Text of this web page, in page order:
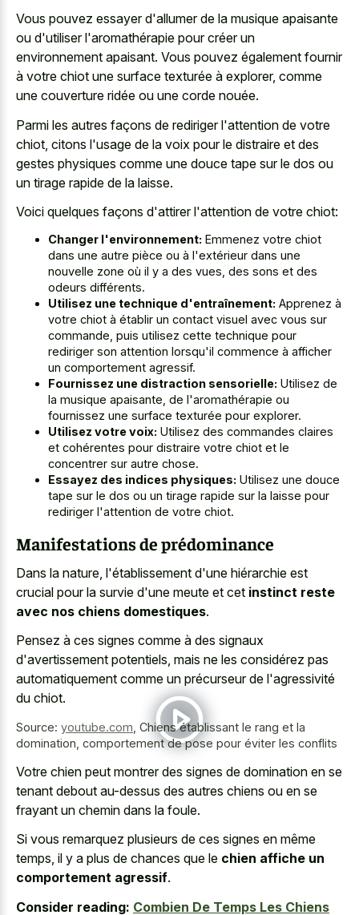
Vous pouvez essayer d'allumer de la musique apaisante
ou d'utiliser l'aromathérapie pour créer un
environnement apaisant. Vous pouvez également fournir
à votre chiot une surface texturée à explorer, comme
une couverture ridée ou une corde nouée.
Parmi les autres façons de rediriger l'attention de votre
chiot, citons l'usage de la voix pour le distraire et des
gestes physiques comme une douce tape sur le dos ou
un tirage rapide de la laisse.
Voici quelques façons d'attirer l'attention de votre chiot:
Changer l'environnement: Emmenez votre chiot
dans une autre pièce ou à l'extérieur dans une
nouvelle zone où il y a des vues, des sons et des
odeurs différents.
Utilisez une technique d'entraînement: Apprenez à
votre chiot à établir un contact visuel avec vous sur
commande, puis utilisez cette technique pour
rediriger son attention lorsqu'il commence à afficher
un comportement agressif.
Fournissez une distraction sensorielle: Utilisez de
la musique apaisante, de l'aromathérapie ou
fournissez une surface texturée pour explorer.
Utilisez votre voix: Utilisez des commandes claires
et cohérentes pour distraire votre chiot et le
concentrer sur autre chose.
Essayez des indices physiques: Utilisez une douce
tape sur le dos ou un tirage rapide sur la laisse pour
rediriger l'attention de votre chiot.
Manifestations de prédominance
Dans la nature, l'établissement d'une hiérarchie est
crucial pour la survie d'une meute et cet instinct reste
avec nos chiens domestiques.
Pensez à ces signes comme à des signaux
d'avertissement potentiels, mais ne les considérez pas
automatiquement comme un précurseur de l'agressivité
du chiot.
Source: youtube.com Chiens établissant le rang et la
domination, comportement de pose pour éviter les conflits
Votre chien peut montrer des signes de domination en se
tenant debout au-dessus des autres chiens ou en se
frayant un chemin dans la foule.
Si vous remarquez plusieurs de ces signes en même
temps, il y a plus de chances que le chien affiche un
comportement agressif.
Consider reading: Combien De Temps Les Chiens